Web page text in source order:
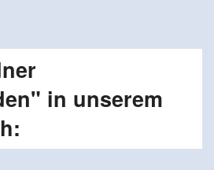
in unserem